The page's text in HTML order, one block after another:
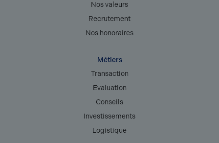
Nos valeurs
Recrutement
Nos honoraires
Métiers
Transaction
Evaluation
Conseils
Investissements
Logistique